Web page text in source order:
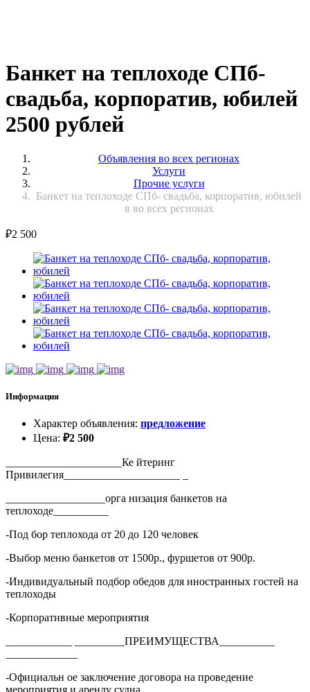
Банкет на теплоходе СПб-
свадьба, корпоратив, юбилей
2500 рублей
Объявления во всех регионах
Услуги
Прочие услуги
Банкет на теплоходе СПб- свадьба, корпоратив, юбилей
в во всех регионах
₽2 500
Информация
Характер объявления: предложение
Цена: ₽2 500
_____________________Ке йтеринг
Привилегия_____________________ _
__________________орга низация банкетов на
теплоходе__________
-Под бор теплохода от 20 до 120 человек
-Выбор меню банкетов от 1500р., фуршетов от 900р.
-Индивидуальный подбор обедов для иностранных гостей на
теплоходы
-Корпоративные мероприятия
____________ _________ПРЕИМУЩЕСТВА__________
-Официальн ое заключение договора на проведение